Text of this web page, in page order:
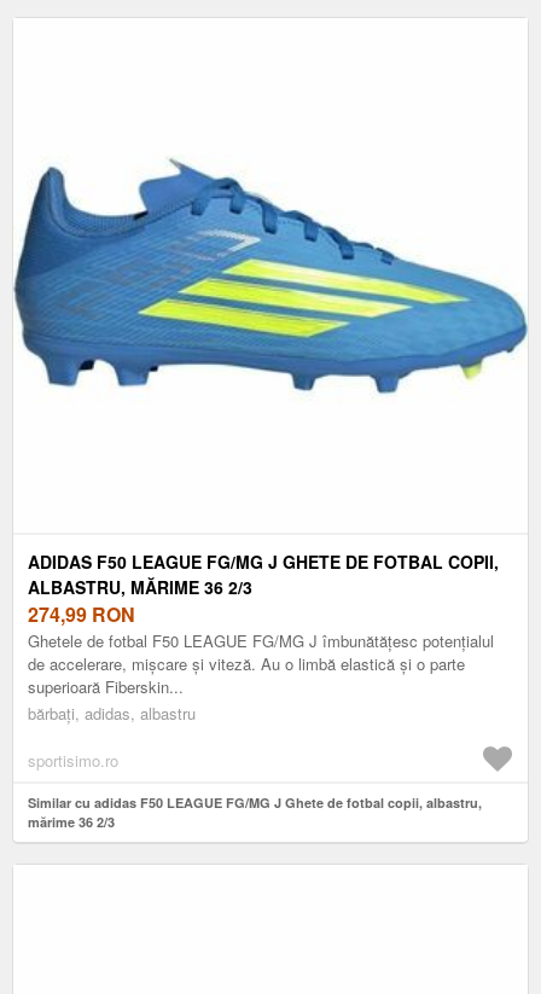
ADIDAS F50 LEAGUE FG/MG J GHETE DE FOTBAL COPII,
ALBASTRU, MĂRIME 36 2/3
274,99 RON
Ghetele de fotbal F50 LEAGUE FG/MG J îmbunătățesc potențialul
de accelerare, mișcare și viteză. Au o limbă elastică și o parte
superioară Fiberskin...
bărbați, adidas, albastru
sportisimo.ro
Similar cu adidas F50 LEAGUE FG/MG J Ghete de fotbal copii, albastru,
mărime 36 2/3